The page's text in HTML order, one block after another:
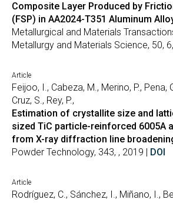
Composite Layer Produced by
(FSP) in AA2024-T351 Aluminum
Metallurgical and Materials
Metallurgy and Materials Science, 50,
Article
Feijoo, I., Cabeza, M., Merino, P., Pena,
Cruz, S., Rey, P.,
Estimation of crystallite size and
sized TiC particle-reinforced 6005A
from X-ray diffraction line
Powder Technology, 343, , 2019 | DOI
Article
Rodríguez, C., Sánchez, I., Miñano, I.,